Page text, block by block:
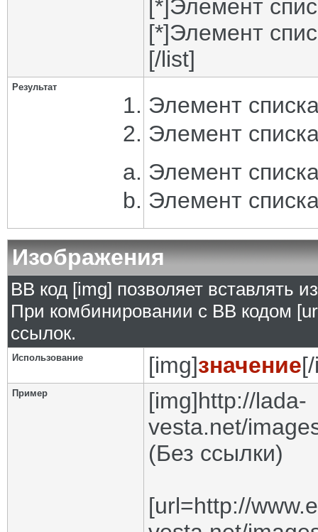
[*]Элемент
[*]Элемент
[/list]
Результат
Элемент
Элемент
Элемент
Элемент
Изображения
BB код [img] позволяет вставлять
При комбинировании с BB кодом
ссылок.
Использование [img]значение
Пример
[img]http://lada-
vesta.net/
(Без ссылки)
[url=http://